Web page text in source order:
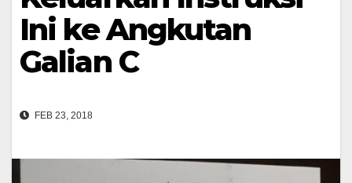
Ini ke Angkutan
Galian C
FEB 23, 2018